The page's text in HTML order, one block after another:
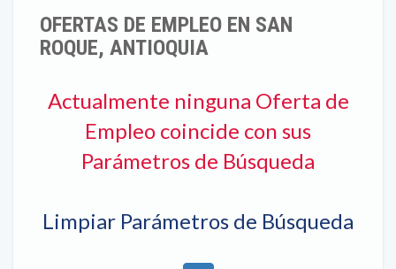
OFERTAS DE EMPLEO EN SAN
ROQUE, ANTIOQUIA
Actualmente ninguna Oferta de
Empleo coincide con sus
Parámetros de Búsqueda
Limpiar Parámetros de Búsqueda